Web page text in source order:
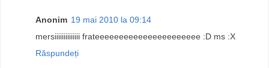
Anonim 19 mai 2010 la 09:14
mersiiiiiiiiiiiiii frateeeeeeeeeeeeeeeeeeeeee :D ms :X
Răspundeți